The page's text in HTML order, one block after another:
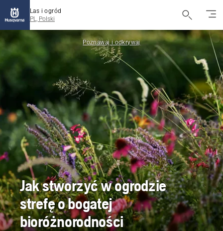
Las i ogród
PL, Polski
Poznawaj i odkrywaj
Jak stworzyć w ogrodzie
strefę o bogatej
bioróżnorodności